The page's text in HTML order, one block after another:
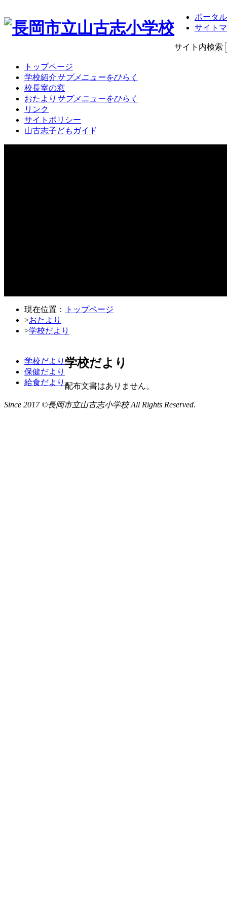
ポータ
サイト
サイト内検索
トップページ
学校紹介サブメニューをひらく
校長室の窓
おたより サブメニューをひらく
リンク
サイトポリシー
山古志子どもガイド
現在位置：
トップページ
>おたより
>学校だより
学校だより
保健だより
給食だより
学校だより
配布文書はありません。
Since 2017 ©長岡市立山古志小学校 All Rights Reserved.